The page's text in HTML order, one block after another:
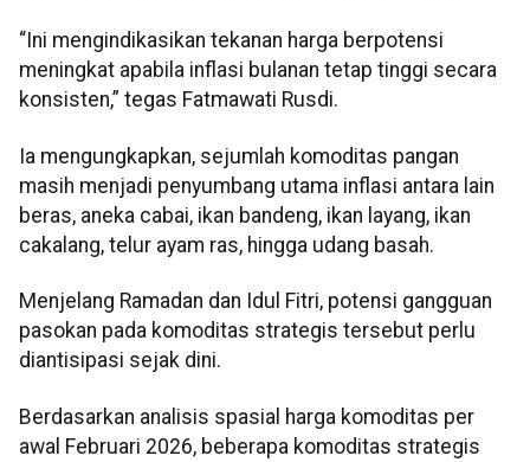
“Ini mengindikasikan tekanan harga berpotensi
meningkat apabila inflasi bulanan tetap tinggi secara
konsisten,” tegas Fatmawati Rusdi.
Ia mengungkapkan, sejumlah komoditas pangan
masih menjadi penyumbang utama inflasi antara lain
beras, aneka cabai, ikan bandeng, ikan layang, ikan
cakalang, telur ayam ras, hingga udang basah.
Menjelang Ramadan dan Idul Fitri, potensi gangguan
pasokan pada komoditas strategis tersebut perlu
diantisipasi sejak dini.
Berdasarkan analisis spasial harga komoditas per
awal Februari 2026, beberapa komoditas strategis